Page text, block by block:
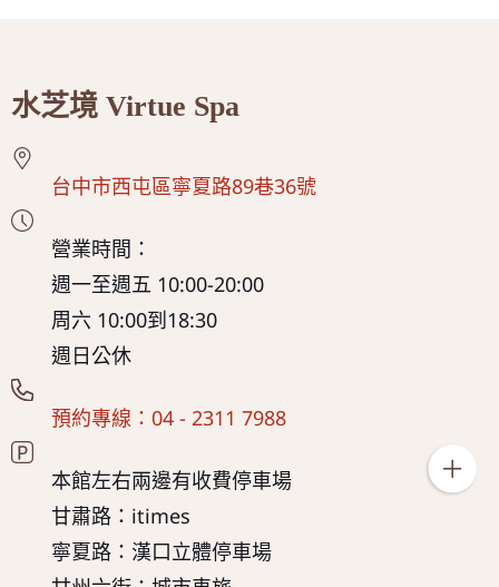
水芝境 Virtue Spa
台中市西屯區寧夏路89巷36號
營業時間：
週一至週五 10:00-20:00
周六 10:00到18:30
週日公休
預約專線：04 - 2311 7988
本館左右兩邊有收費停車場
甘肅路：itimes
寧夏路：漢口立體停車場